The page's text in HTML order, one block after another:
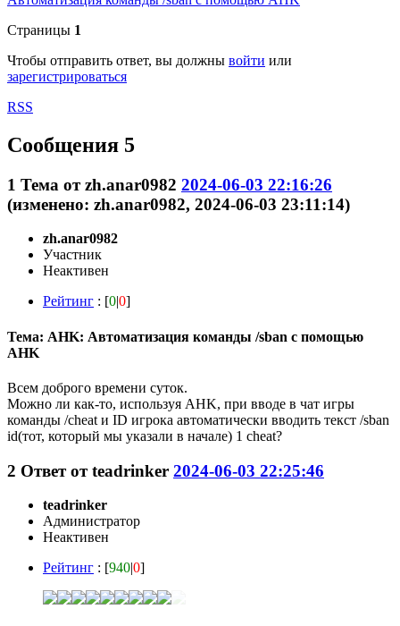
Страницы 1
Чтобы отправить ответ, вы должны войти или
зарегистрироваться
RSS
Сообщения 5
1 Тема отzh.anar0982 2024-06-03 22:16:26
(изменено: zh.anar0982, 2024-06-03 23:11:14)
zh.anar0982
Участник
Неактивен
Рейтинг : [0|0]
Тема: AHK: Автоматизация команды /sban с помощью
AHK
Всем доброго времени суток.
Можно ли как-то, используя AHK, при вводе в чат игры
команды /cheat и ID игрока автоматически вводить текст /sban
id(тот, который мы указали в начале) 1 cheat?
2 Ответ отteadrinker 2024-06-03 22:25:46
teadrinker
Администратор
Неактивен
Рейтинг : [940|0]